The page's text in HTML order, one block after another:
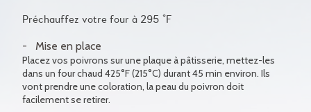
Préchauffez votre four à 295 °F
Mise en place
Placez vos poivrons sur une plaque à pâtisserie, mettez-les
dans un four chaud 425°F (215°C) durant 45 min environ. Ils
vont prendre une coloration, la peau du poivron doit
facilement se retirer.